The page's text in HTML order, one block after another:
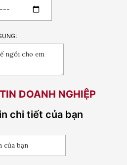
DOANH NGHIỆP
chi tiết của bạn